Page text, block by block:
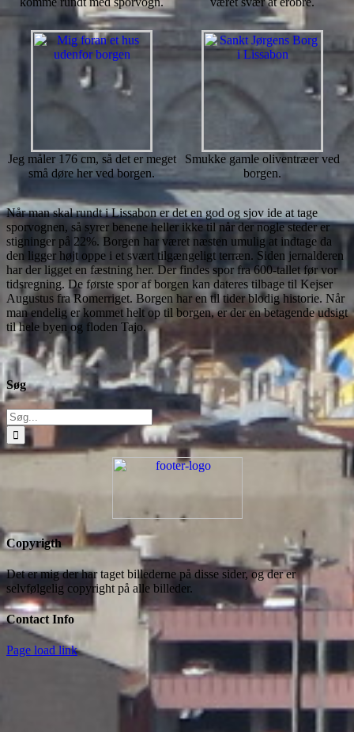
Jeg måler 176 cm, så det er meget
små døre her ved borgen.
Smukke gamle oliventræer ved
borgen.
Når man skal rundt i Lissabon er det en god og sjov ide at tage
sporvognen, så syrer benene heller ikke til når der nogle steder er
stigninger på 22%. Borgen har været næsten umulig at indtage da
den ligger højt oppe i et svært tilgængeligt terræn. Siden jernalderen
har der ligget en fæstning her. Der findes spor fra 600-tallet før vor
tidsregning. De første spor af borgen kan dateres tilbage til Kejser
Augustus fra Romerriget. Borgen har en til tider blodig historie. Når
man endelig er kommet helt op til borgen, er der en betagende udsigt
til hele byen og floden Tajo.
Søg
Søg
efter:
Copyrigth
Det er mig der har taget billederne på disse sider, og der er
selvfølgelig copyright på alle billeder.
Contact Info
Page load link